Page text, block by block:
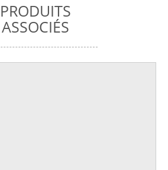
PRODUITS
ASSOCIÉS